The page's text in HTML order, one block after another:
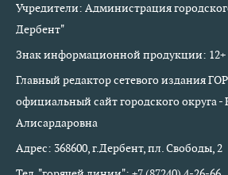
Учредители: Администрация
Дербент"
Знак информационной продукции: 12+
Главный редактор сетевого издания
официальный сайт городского округа
Алисардаровна
Адрес: 368600, г.Дербент, пл. Свободы, 2